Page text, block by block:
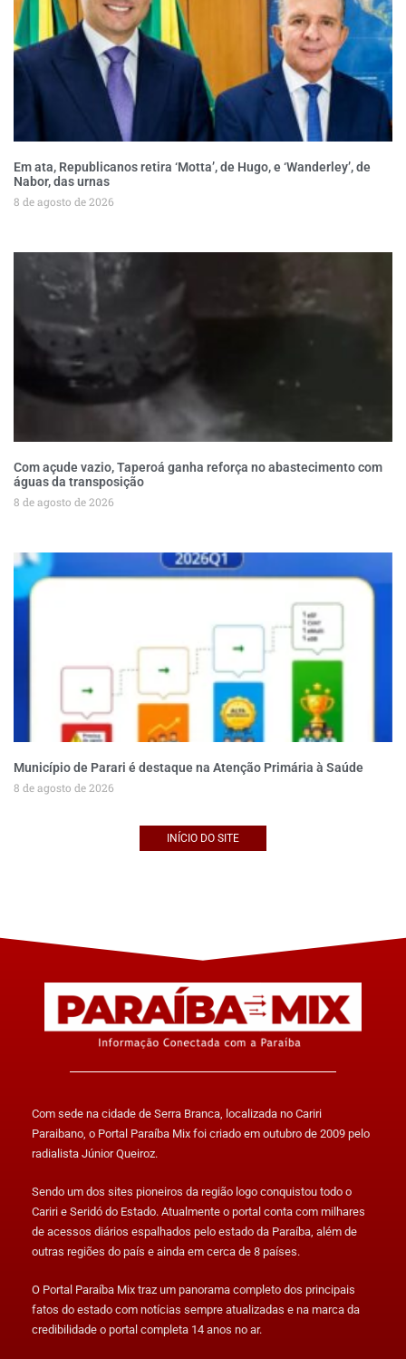
Em ata, Republicanos retira ‘Motta’, de Hugo, e ‘Wanderley’, de
Nabor, das urnas
8 de agosto de 2026
Com açude vazio, Taperoá ganha reforça no abastecimento com
águas da transposição
8 de agosto de 2026
Município de Parari é destaque na Atenção Primária à Saúde
8 de agosto de 2026
INÍCIO DO SITE
Com sede na cidade de Serra Branca, localizada no Cariri
Paraibano, o Portal Paraíba Mix foi criado em outubro de 2009 pelo
radialista Júnior Queiroz.
Sendo um dos sites pioneiros da região logo conquistou todo o
Cariri e Seridó do Estado. Atualmente o portal conta com milhares
de acessos diários espalhados pelo estado da Paraíba, além de
outras regiões do país e ainda em cerca de 8 países.
O Portal Paraíba Mix traz um panorama completo dos principais
fatos do estado com notícias sempre atualizadas e na marca da
credibilidade o portal completa 14 anos no ar.